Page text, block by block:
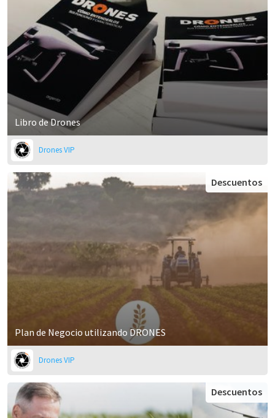
Libro de Drones
Drones VIP
Plan de Negocio utilizando DRONES
Descuentos
Drones VIP
Descuentos